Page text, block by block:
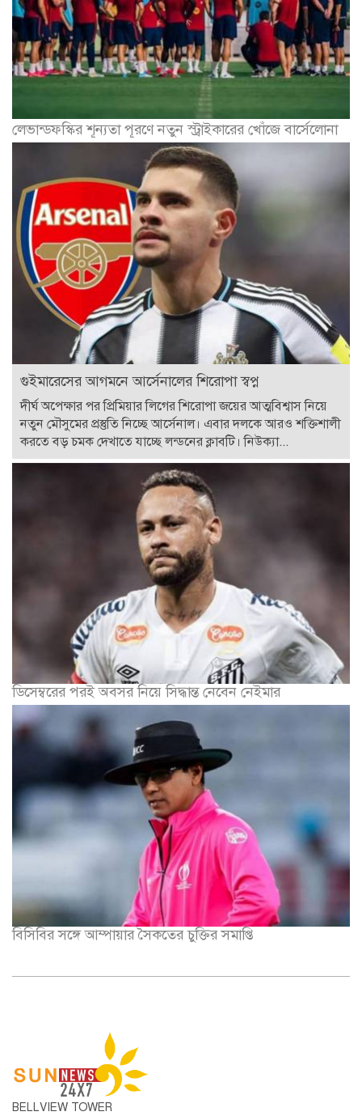
লেভান্ডফস্কির শূন্যতা পূরণে নতুন স্ট্রাইকারের খোঁজে বার্সেলোনা
গুইমারেসের আগমনে আর্সেনালের শিরোপা স্বপ্ন
দীর্ঘ অপেক্ষার পর প্রিমিয়ার লিগের শিরোপা জয়ের আত্মবিশ্বাস নিয়ে
নতুন মৌসুমের প্রস্তুতি নিচ্ছে আর্সেনাল। এবার দলকে আরও শক্তিশালী
করতে বড় চমক দেখাতে যাচ্ছে লন্ডনের ক্লাবটি। নিউক্যা...
ডিসেম্বরের পরই অবসর নিয়ে সিদ্ধান্ত নেবেন নেইমার
বিসিবির সঙ্গে আম্পায়ার সৈকতের চুক্তির সমাপ্তি
BELLVIEW TOWER